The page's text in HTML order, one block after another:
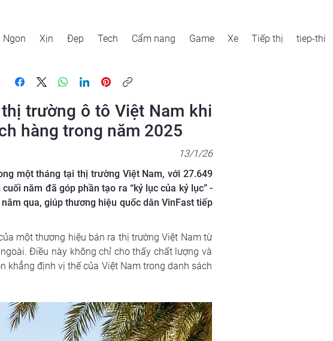
Ngon Xịn Đẹp Tech Cẩm nang Game Xe Tiếp thị tiep-thi
trường ô tô Việt Nam khi
hàng trong năm 2025
13/1/26
một tháng tại thị trường Việt Nam, với 27.649
năm đã góp phần tạo ra “kỷ lục của kỷ lục” -
qua, giúp thương hiệu quốc dân VinFast tiếp
một thương hiệu bán ra thị trường Việt Nam từ
Điều này không chỉ cho thấy chất lượng và
khẳng định vị thế của Việt Nam trong danh sách